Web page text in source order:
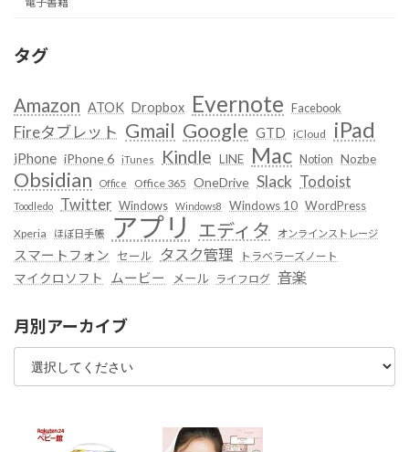
タグ
Amazon ATOK Dropbox Evernote Facebook
Fireタブレット Gmail Google GTD iCloud iPad
iPhone iPhone 6 iTunes Kindle LINE Mac Notion Nozbe
Obsidian Office Office 365 OneDrive Slack Todoist
Toodledo Twitter Windows Windows8 Windows 10 WordPress
Xperia ほぼ日手帳 アプリ エディタ オンラインストレージ
スマートフォン セール タスク管理 トラベラーズノート
マイクロソフト ムービー メール ライフログ 音楽
月別アーカイブ